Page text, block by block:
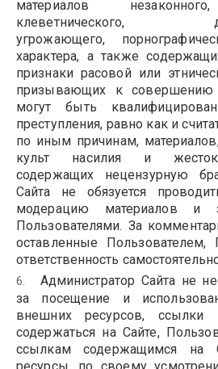
материалов
клеветнического,
угрожающего,
характера, а также
признаки расовой или
призывающих к совершению
могут быть
преступления, равно как и
по иным причинам,
культ насилия и
содержащих нецензурную
Сайта не обязуется
модерацию материалов и
Пользователями. За
оставленные Пользователем,
ответственность
Администратор Сайта не
за посещение и
внешних ресурсов, ссылки
содержаться на Сайте,
ссылкам содержащимся на